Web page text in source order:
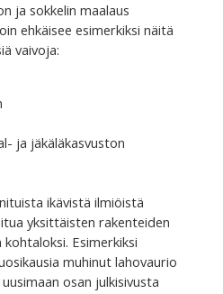
ja sokkelin maalaus
ehkäisee esimerkiksi näitä
vaivoja:
ja jäkäläkasvuston
ikävistä ilmiöistä
yksittäisten rakenteiden
Esimerkiksi
muhinut lahovaurio
osan julkisivusta